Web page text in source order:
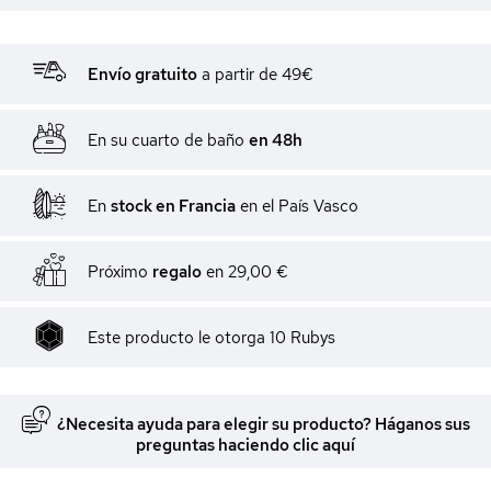
Envío gratuito a partir de 49€
En su cuarto de baño en 48h
En stock en Francia en el País Vasco
Próximo regalo en 29,00 €
Este producto le otorga 10 Rubys
¿Necesita ayuda para elegir su producto? Háganos sus
preguntas haciendo clic aquí